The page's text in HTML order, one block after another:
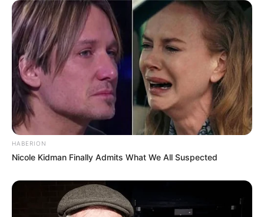
HABERION
Nicole Kidman Finally Admits What We All Suspected